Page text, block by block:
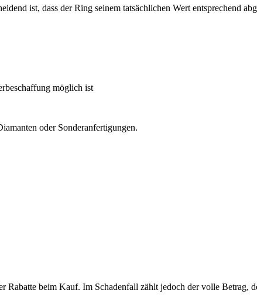
ist, dass der Ring seinem tatsächlichen Wert entsprechend
möglich ist
oder Sonderanfertigungen.
Rabatte beim Kauf. Im Schadenfall zählt jedoch der volle Betrag,